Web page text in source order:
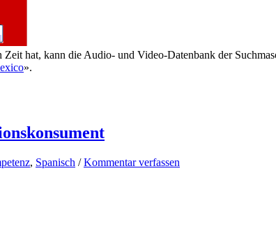
hat, kann die Audio- und Video-Datenbank der
».
, Spanisch /Kommentar verfassen